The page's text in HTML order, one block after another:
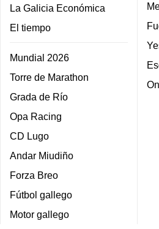
La Galicia Económica
El tiempo
Mundial 2026
Torre de Marathon
Grada de Río
Opa Racing
CD Lugo
Andar Miudiño
Forza Breo
Fútbol gallego
Motor gallego